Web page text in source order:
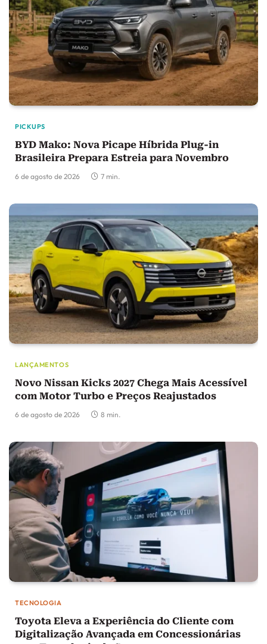
PICKUPS
BYD Mako: Nova Picape Híbrida Plug-in
Brasileira Prepara Estreia para Novembro
6 de agosto de 2026 7 min.
LANÇAMENTOS
Novo Nissan Kicks 2027 Chega Mais Acessível
com Motor Turbo e Preços Reajustados
6 de agosto de 2026 8 min.
TECNOLOGIA
Toyota Eleva a Experiência do Cliente com
Digitalização Avançada em Concessionárias